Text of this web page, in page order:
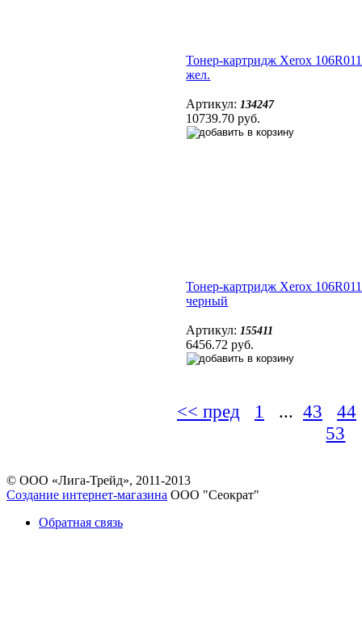
Тонер-картридж Xerox
жел.
Артикул: 134247
10739.70 руб.
Тонер-картридж Xerox
черный
Артикул: 155411
6456.72 руб.
<< пред 1 ... 43
44
53
© ООО «Лига-Трейд», 2011-2013
Создание интернет-магазина ООО "Сеократ"
Обратная связь